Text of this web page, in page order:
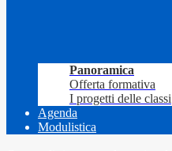
Panoramica
Offerta formativa
I progetti delle classi
Agenda
Modulistica